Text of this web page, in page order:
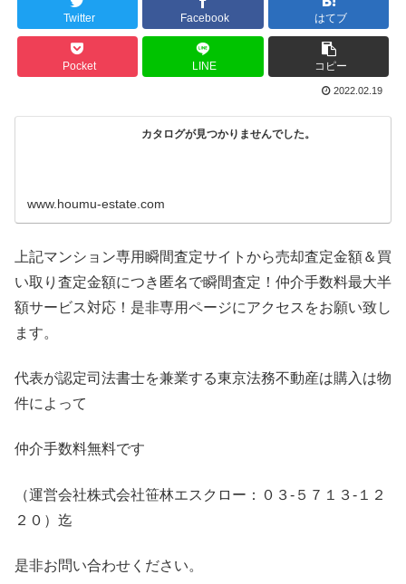
Twitter Facebook はてブ
Pocket LINE コピー
2022.02.19
カタログが見つかりませんでした。
www.houmu-estate.com
上記マンション専用瞬間査定サイトから売却査定金額＆買
い取り査定金額につき匿名で瞬間査定！仲介手数料最大半
額サービス対応！是非専用ページにアクセスをお願い致し
ます。
代表が認定司法書士を兼業する東京法務不動産は購入は物
件によって
仲介手数料無料です
（運営会社株式会社笹林エスクロー：０３-５７１３-１２
２０）迄
是非お問い合わせください。